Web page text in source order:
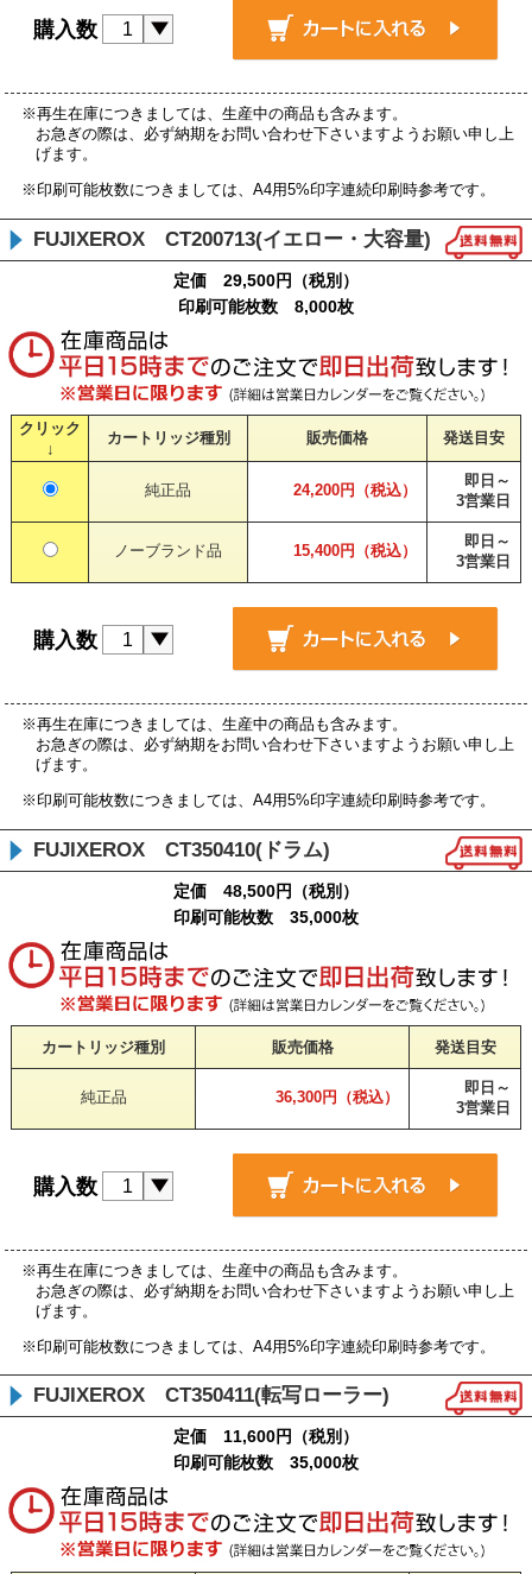
購入数
※再生在庫につきましては、生産中の商品も含みます。
お急ぎの際は、必ず納期をお問い合わせ下さいますようお願い申し上
げます。
※印刷可能枚数につきましては、A4用5%印字連続印刷時参考です。
FUJIXEROX CT200713(イエロー・大容量)
定価 29,500円（税別）
印刷可能枚数 8,000枚
クリック
↓
カートリッジ種別 販売価格 発送目安
純正品 24,200円（税込）
即日～
3営業日
ノーブランド品 15,400円（税込）
即日～
3営業日
購入数
※再生在庫につきましては、生産中の商品も含みます。
お急ぎの際は、必ず納期をお問い合わせ下さいますようお願い申し上
げます。
※印刷可能枚数につきましては、A4用5%印字連続印刷時参考です。
FUJIXEROX CT350410(ドラム)
定価 48,500円（税別）
印刷可能枚数 35,000枚
カートリッジ種別 販売価格 発送目安
純正品 36,300円（税込）
即日～
3営業日
購入数
※再生在庫につきましては、生産中の商品も含みます。
お急ぎの際は、必ず納期をお問い合わせ下さいますようお願い申し上
げます。
※印刷可能枚数につきましては、A4用5%印字連続印刷時参考です。
FUJIXEROX CT350411(転写ローラー)
定価 11,600円（税別）
印刷可能枚数 35,000枚